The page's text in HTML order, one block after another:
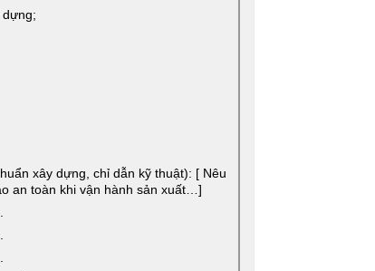
xây dựng, chỉ dẫn kỹ thuật): [ Nêu
an toàn khi vận hành sản xuất…]